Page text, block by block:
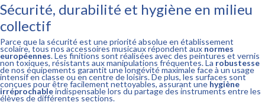
Sécurité, durabilité et hygiène en milieu
collectif
Parce que la sécurité est une priorité absolue en établissement
scolaire, tous nos accessoires musicaux répondent aux normes
européennes. Les finitions sont réalisées avec des peintures et vernis
non toxiques, résistants aux manipulations fréquentes. La robustesse
de nos équipements garantit une longévité maximale face à un usage
intensif en classe ou en centre de loisirs. De plus, les surfaces sont
conçues pour être facilement nettoyables, assurant une hygiène
irréprochableindispensable lors du partage des instruments entre les
élèves de différentes sections.